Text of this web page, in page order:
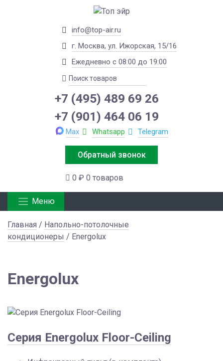
info@top-air.ru
г. Москва, ул. Ижорская, 15/16
Ежедневно с 08:00 до 19:00
+7 (495) 489 69 26
+7 (901) 464 06 19
Max Whatsapp Telegram
Обратный звонок
0 ₽ 0 товаров
Меню
Главная / Напольно-потолочные
кондиционеры / Energolux
Energolux
Серия Energolux Floor-Ceiling